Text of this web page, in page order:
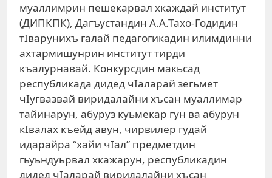
муаллимрин пешекарвал хкаждай институт
(ДИПКПК), Дагъустандин А.А.Тахо-Годидин
тIварунихъ галай педагогикадин илимдинни
ахтармишунрин институт тирди
къалурнавай. Конкурсдин макьсад
республикада дидед чIаларай зегьмет
чIугвазвай виридалайни хъсан муаллимар
тайинарун, абуруз куьмекар гун ва абурун
кIвалах къейд авун, чирвилер гудай
идарайра “хайи чIал” предметдин
гьуьндуьрвал хкажарун, республикадин
дидед чIаларай виридалайни хъсан